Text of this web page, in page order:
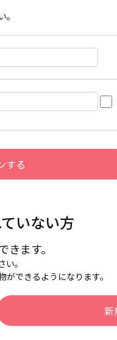
いない方
ます。
。
できるようになります。